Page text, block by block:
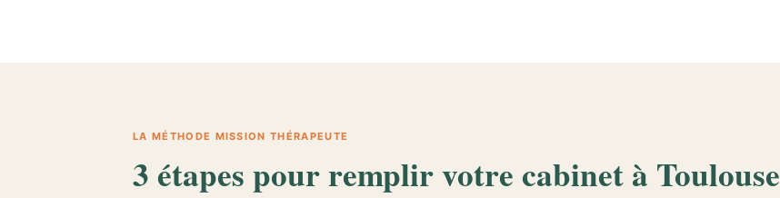
LA MÉTHODE MISSION THÉRAPEUTE
3 étapes pour remplir votre cabinet à Toulouse